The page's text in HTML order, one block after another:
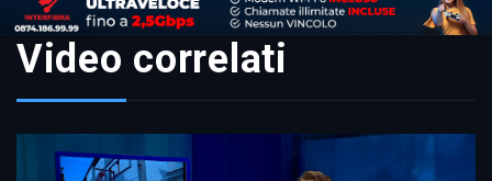
Video correlati